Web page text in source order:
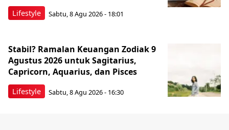
Lifestyle Sabtu, 8 Agu 2026 - 18:01
Lifestyle
Stabil? Ramalan Keuangan Zodiak 9
Agustus 2026 untuk Sagitarius,
Capricorn, Aquarius, dan Pisces
Sabtu, 8 Agu 2026 - 16:30